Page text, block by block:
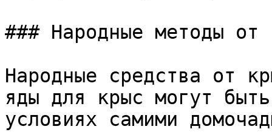
### Народные методы от
Народные средства от
яды для крыс могут
условиях самими